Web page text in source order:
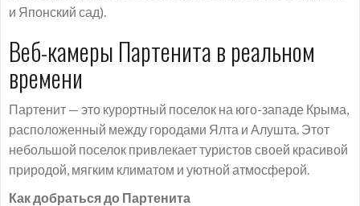
и Японский сад).
Веб-камеры Партенита в реальном
времени
Партенит — это курортный поселок на юго-западе Крыма,
расположенный между городами Ялта и Алушта. Этот
небольшой поселок привлекает туристов своей красивой
природой, мягким климатом и уютной атмосферой.
Как добраться до Партенита